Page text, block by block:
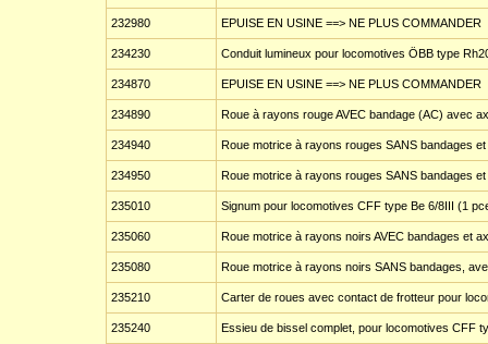
232980 EPUISE EN USINE ==> NE PLUS COMMANDER
234230 Conduit lumineux pour locomotives ÖBB type
234870 EPUISE EN USINE ==> NE PLUS COMMANDER
234890 Roue à rayons rouge AVEC bandage (AC) avec
234940 Roue motrice à rayons rouges SANS bandages
234950 Roue motrice à rayons rouges SANS bandages
235010 Signum pour locomotives CFF type Be 6/8III (1
235060 Roue motrice à rayons noirs AVEC bandages et
235080 Roue motrice à rayons noirs SANS bandages,
235210 Carter de roues avec contact de frotteur pour
235240 Essieu de bissel complet, pour locomotives CFF